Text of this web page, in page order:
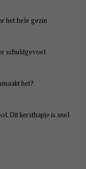
het hele gezin
schuldgevoel
het?
Dit kersthapje is snel